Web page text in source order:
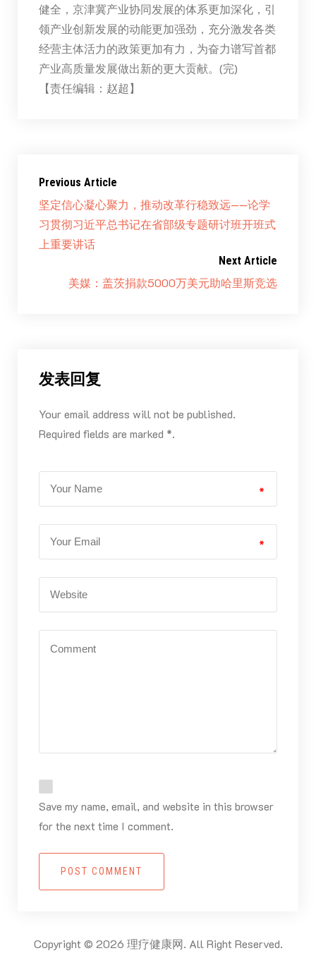
健全，京津冀产业协同发展的体系更加深化，引
领产业创新发展的动能更加强劲，充分激发各类
经营主体活力的政策更加有力，为奋力谱写首都
产业高质量发展做出新的更大贡献。(完)
【责任编辑：赵超】
Previous Article
坚定信心凝心聚力，推动改革行稳致远——论学
习贯彻习近平总书记在省部级专题研讨班开班式
上重要讲话
Next Article
美媒：盖茨捐款5000万美元助哈里斯竞选
发表回复
Your email address will not be published.
Required fields are marked *.
*
*
Save my name, email, and website in this browser
for the next time I comment.
POST COMMENT
Copyright © 2026 理疗健康网. All Right Reserved.